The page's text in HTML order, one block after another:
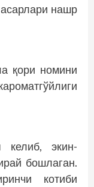
нашр
қори номини
келиб, экин-
бошлаган.
котиби